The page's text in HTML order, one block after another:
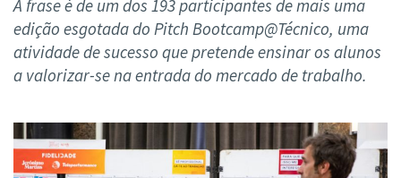
A frase é de um dos 193 participantes de mais uma
edição esgotada do Pitch Bootcamp@Técnico, uma
atividade de sucesso que pretende ensinar os alunos
a valorizar-se na entrada do mercado de trabalho.